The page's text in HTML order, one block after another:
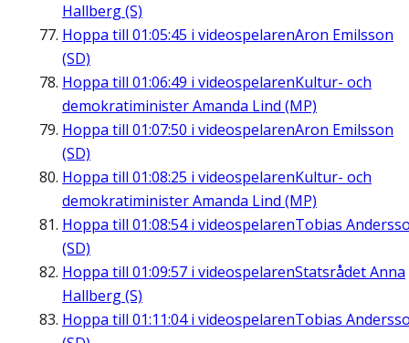
Hallberg (S)
Hoppa till 01:05:45 i videospelarenAron Emilsson
(SD)
Hoppa till 01:06:49 i videospelarenKultur- och
demokratiminister Amanda Lind (MP)
Hoppa till 01:07:50 i videospelarenAron Emilsson
(SD)
Hoppa till 01:08:25 i videospelarenKultur- och
demokratiminister Amanda Lind (MP)
Hoppa till 01:08:54i videospelarenTobias
(SD)
Hoppa till 01:09:57 i videospelarenStatsrådet Anna
Hallberg (S)
Hoppa till 01:11:04i videospelarenTobias